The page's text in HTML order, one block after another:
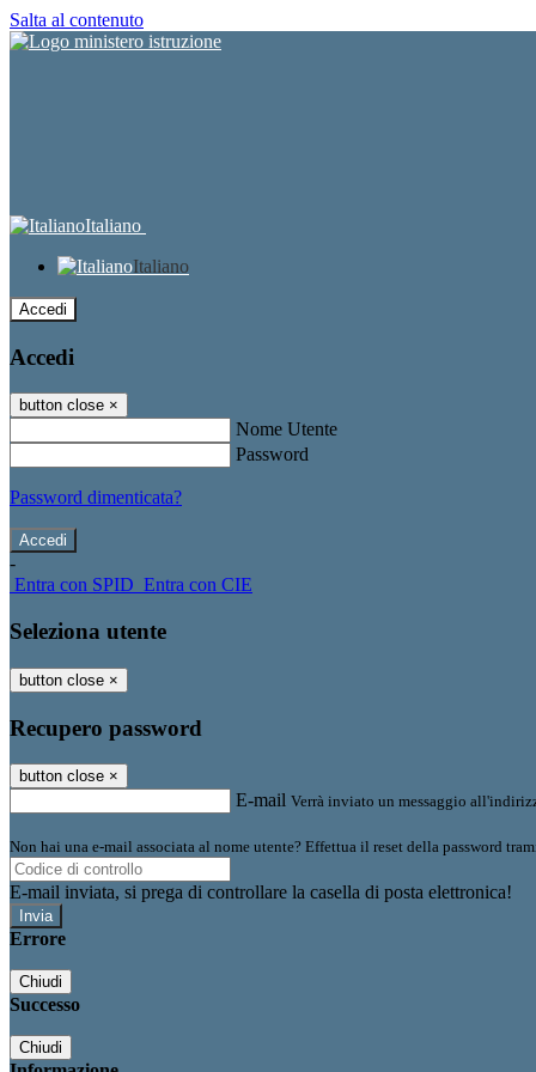
Salta al contenuto
Italiano
Italiano
Accedi
Accedi
button close ×
Nome Utente
Password
Password dimenticata?
-
Entra con SPID Entra con CIE
Seleziona utente
button close ×
Recupero password
button close ×
E-mail Verrà inviato un messaggio
Non hai una e-mail associata al nome utente? Effettua il reset della password
E-mail inviata, si prega di controllare la casella di posta elettronica!
Errore
Chiudi
Successo
Chiudi